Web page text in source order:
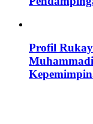
Profil